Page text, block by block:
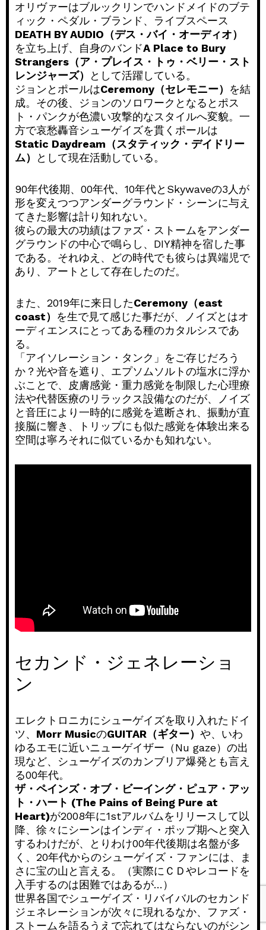
オリヴァーはブルックリンでハンドメイドのブテ
ィック・ペダル・ブランド、ライブスペース
DEATH BY AUDIO（デス・バイ・オーディオ）
を立ち上げ、自身のバンドA Place to Bury
Strangers（ア・プレイス・トゥ・ベリー・スト
レンジャーズ）
として活躍している。
ジョンとポールはCeremony（セレモニー） を結
成。その後、ジョンのソロワークとなるとポス
ト・パンクが色濃い攻撃的なスタイルへ変貌。一
方で哀愁轟音シューゲイズを貫くポールは
Static Daydream（スタティック・デイドリー
ム）
として現在活動している。
90年代後期、00年代、10年代とSkywaveの3人が
形を変えつつアンダーグラウンド・シーンに与え
てきた影響は計り知れない。
彼らの最大の功績はファズ・ストームをアンダー
グラウンドの中心で鳴らし、DIY精神を宿した事
である。それゆえ、どの時代でも彼らは異端児で
あり、アートとして存在したのだ。
また、2019年に来日したCeremony（east
coast） を生で見て感じた事だが、ノイズとはオ
ーディエンスにとってある種のカタルシスであ
る。
「アイソレーション・タンク」をご存じだろう
か？光や音を遮り、エプソムソルトの塩水に浮か
ぶことで、皮膚感覚・重力感覚を制限した心理療
法や代替医療のリラックス設備なのだが、ノイズ
と音圧により一時的に感覚を遮断され、振動が直
接脳に響き、トリップにも似た感覚を体験出来る
空間は寧ろそれに似ているかも知れない。
セカンド・ジェネレーショ
ン
エレクトロニカにシューゲイズを取り入れたドイ
ツ、 Morr MusicのGUITAR（ギター） や、いわ
ゆるエモに近いニューゲイザー（Nu gaze）の出
現など、シューゲイズのカンブリア爆発とも言え
る00年代。
ザ・ペインズ・オブ・ビーイング・ピュア・アッ
ト・ハート (The Pains of Being Pure at
Heart)が2008年に1stアルバムをリリースして以
降、徐々にシーンはインディ・ポップ期へと突入
するわけだが、とりわけ00年代後期は名盤が多
く、20年代からのシューゲイズ・ファンには、ま
さに宝の山と言える。（実際にＣＤやレコードを
入手するのは困難ではあるが…）
世界各国でシューゲイズ・リバイバルのセカンド
ジェネレーションが次々に現れるなか、ファズ・
ストームを語るうえで忘れてはならないのがシン